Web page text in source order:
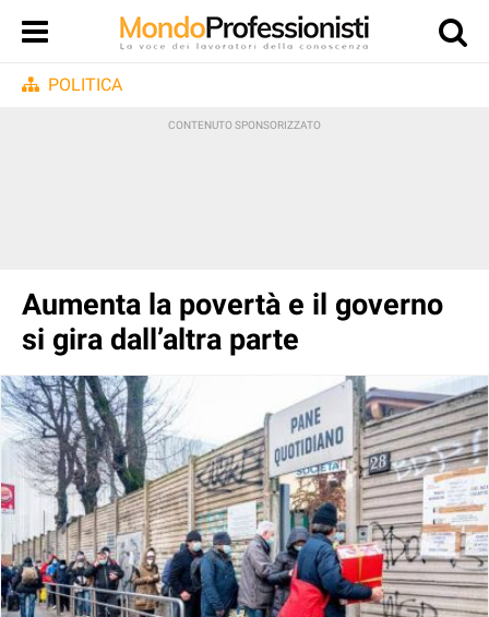
POLITICA
Aumenta la povertà e il governo
si gira dall’altra parte